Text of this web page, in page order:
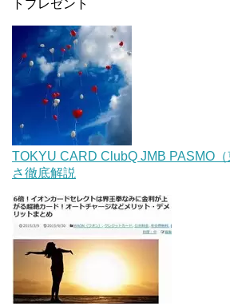
トプレゼント
TOKYU CARD ClubQ JMB PASMO
さ徹底解説